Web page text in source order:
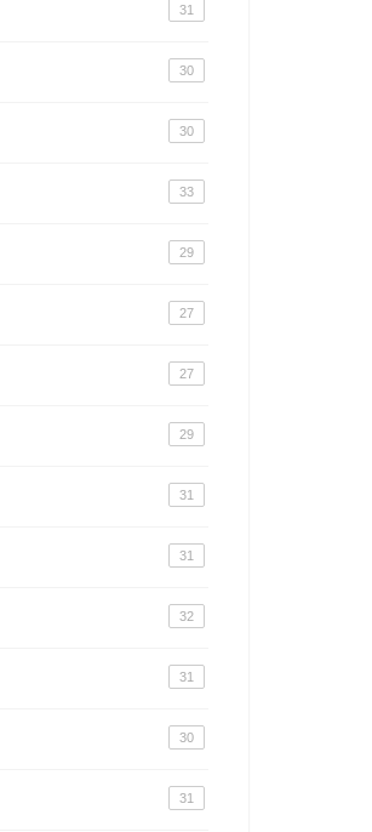
31
30
30
33
29
27
27
29
31
31
32
31
30
31